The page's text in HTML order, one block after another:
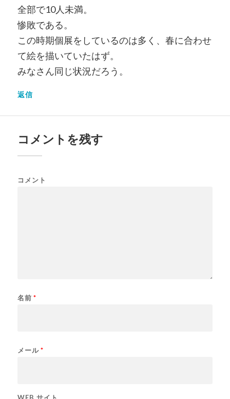
全部で10人未満。
惨敗である。
この時期個展をしているのは多く、春に合わせ
て絵を描いていたはず。
みなさん同じ状況だろう。
返信
コメントを残す
コメント
名前 *
メール *
WEB サイト